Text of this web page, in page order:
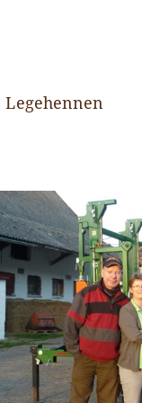
Legehennen